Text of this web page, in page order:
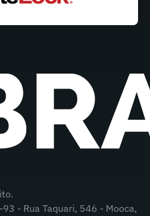
- Rua Taquari, 546 - Mooca,